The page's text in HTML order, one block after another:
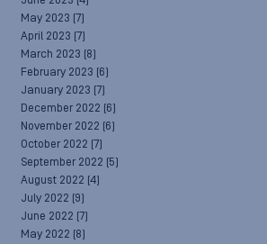
May 2023 (7)
April 2023 (7)
March 2023 (8)
February 2023 (6)
January 2023 (7)
December 2022 (6)
November 2022 (6)
October 2022 (7)
September 2022 (5)
August 2022 (4)
July 2022 (9)
June 2022 (7)
May 2022 (8)